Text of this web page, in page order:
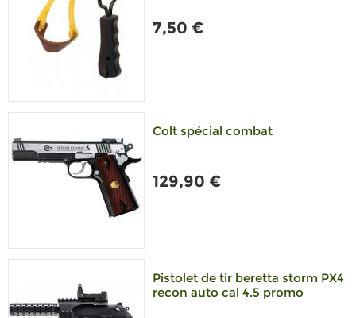
7,50 €
Colt spécial combat
129,90 €
Pistolet de tir beretta storm PX4
recon auto cal 4.5 promo